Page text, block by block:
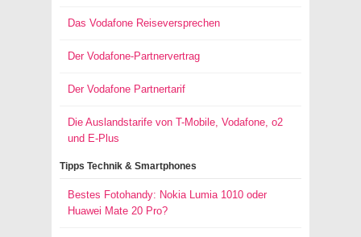
Das Vodafone Reiseversprechen
Der Vodafone-Partnervertrag
Der Vodafone Partnertarif
Die Auslandstarife von T-Mobile, Vodafone, o2
und E-Plus
Tipps Technik & Smartphones
Bestes Fotohandy: Nokia Lumia 1010 oder
Huawei Mate 20 Pro?